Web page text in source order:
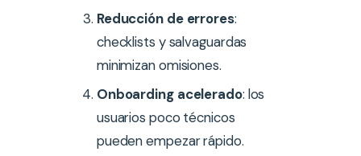
Reducción de errores:
checklists y salvaguardas
minimizan omisiones.
Onboarding acelerado: los
usuarios poco técnicos
pueden empezar rápido.